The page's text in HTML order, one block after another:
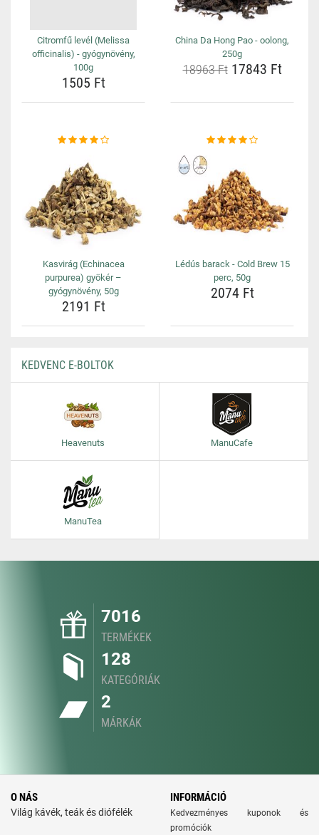
Citromfű levél (Melissa
officinalis) - gyógynövény,
100g
1505 Ft
China Da Hong Pao - oolong,
250g
18963 Ft17843 Ft
Kasvirág (Echinacea
purpurea) gyökér –
gyógynövény, 50g
2191 Ft
Lédús barack - Cold Brew 15
perc, 50g
2074 Ft
KEDVENC E-BOLTOK
Heavenuts ManuCafe
ManuTea
7016
TERMÉKEK
128
KATEGÓRIÁK
2
MÁRKÁK
O NÁS
Világ kávék, teák és diófélék
INFORMÁCIÓ
Kedvezményes kuponok és
promóciók